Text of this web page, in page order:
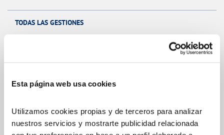
Esta página web usa cookies
Utilizamos cookies propias y de terceros para analizar
nuestros servicios y mostrarte publicidad relacionada
TODAS LAS GESTIONES
Tu Servicio
ATENCIÓN AL CLIENTE